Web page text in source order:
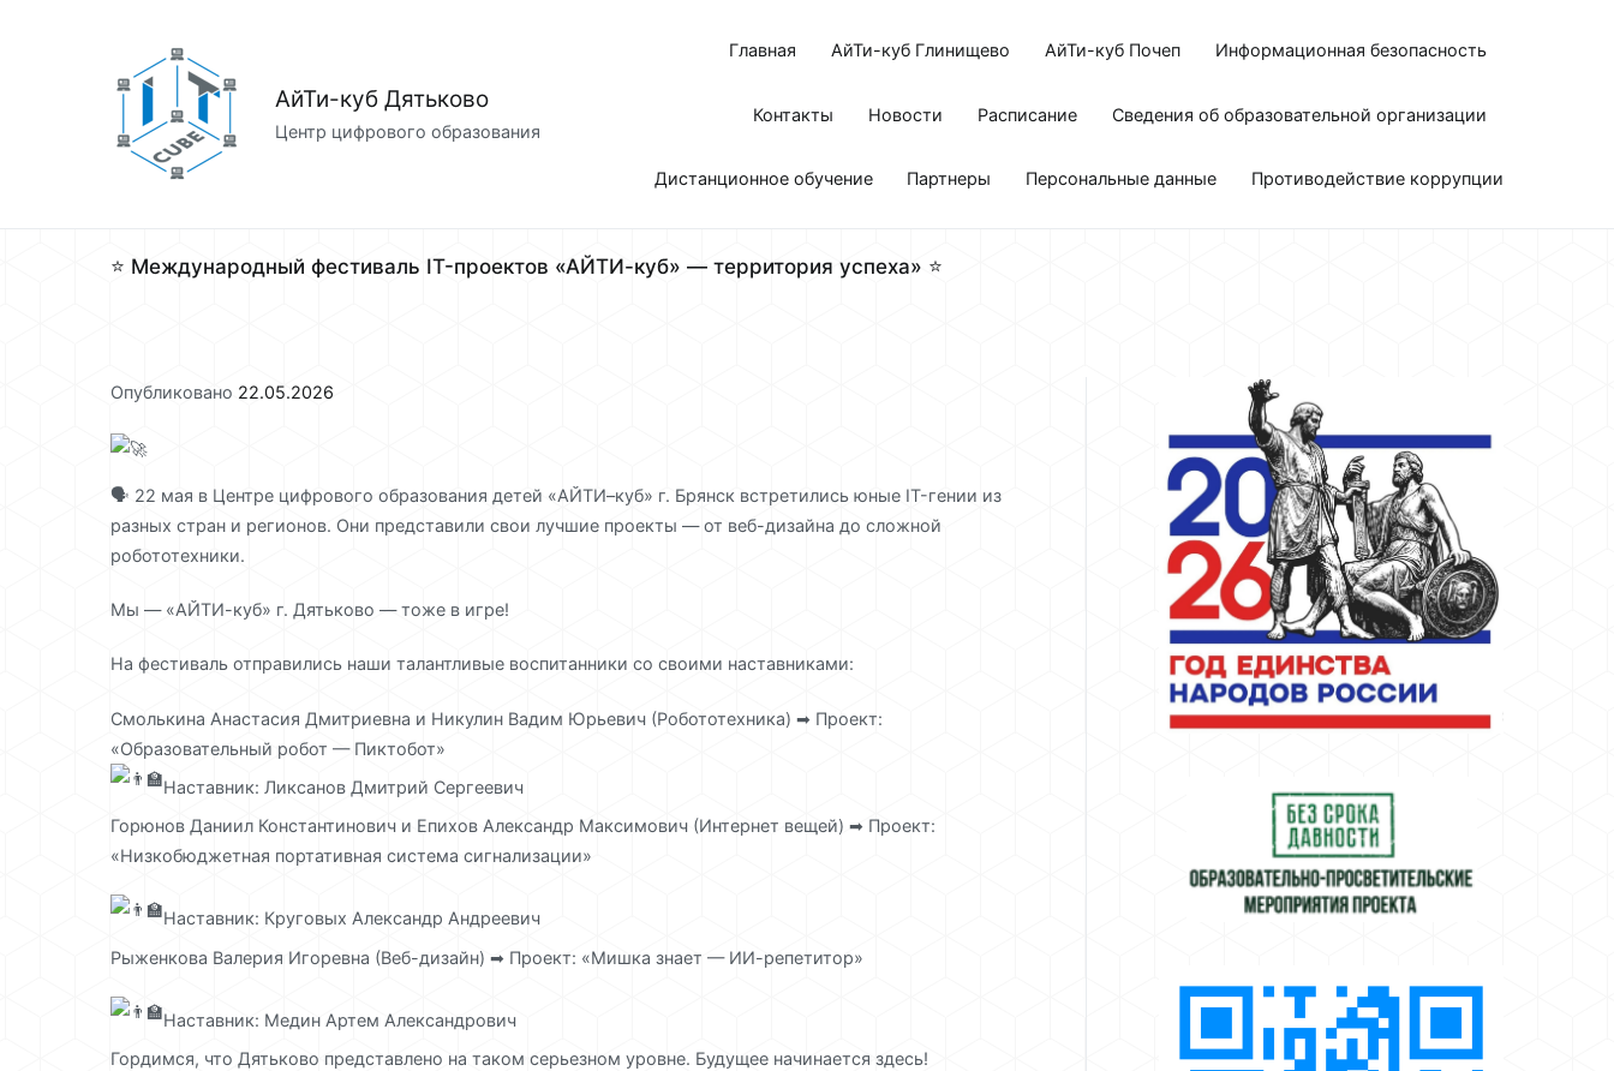
содержимому
АйТи-куб Дятьково
Центр цифрового образования
Главная АйТи-куб Глинищево АйТи-куб Почеп Информационная безопасность
Контакты Новости Расписание Сведения об образовательной организации
Дистанционное обучение Партнеры Персональные данные Противодействие коррупции
⭐ Международный фестиваль IT-проектов «АЙТИ-куб» — территория успеха» ⭐
Опубликовано 22.05.2026
🗣 22 мая в Центре цифрового образования детей «АЙТИ–куб» г. Брянск встретились юные IT-гении из
разных стран и регионов. Они представили свои лучшие проекты — от веб-дизайна до сложной
робототехники.
Мы — «АЙТИ-куб» г. Дятьково — тоже в игре!
На фестиваль отправились наши талантливые воспитанники со своими наставниками:
Смолькина Анастасия Дмитриевна и Никулин Вадим Юрьевич (Робототехника) ➡ Проект:
«Образовательный робот — Пиктобот»
Наставник: Ликсанов Дмитрий Сергеевич
Горюнов Даниил Константинович и Епихов Александр Максимович (Интернет вещей) ➡ Проект:
«Низкобюджетная портативная система сигнализации»
Наставник: Круговых Александр Андреевич
Рыженкова Валерия Игоревна (Веб-дизайн) ➡ Проект: «Мишка знает — ИИ-репетитор»
Наставник: Медин Артем Александрович
Гордимся, что Дятьково представлено на таком серьезном уровне. Будущее начинается здесь!